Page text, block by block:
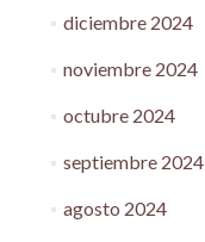
diciembre 2024
noviembre 2024
octubre 2024
septiembre 2024
agosto 2024